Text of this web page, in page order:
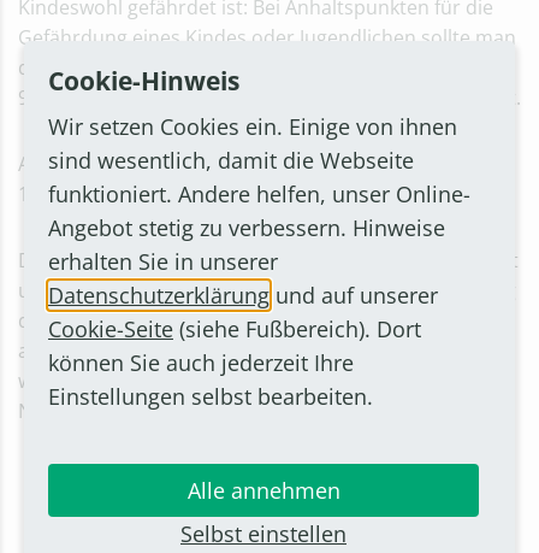
Kindeswohl gefährdet ist: Bei Anhaltspunkten für die
Gefährdung eines Kindes oder Jugendlichen sollte man
die Kinderschutzhotline
9437-5437 kontaktieren; sie ist rund um die Uhrbesetzt.
Auch derStadtBetrieb Bornheimim Donnerbachweg
15 in Waldorf ist werktags geöffnet.
DieStadtbücherei Bornheim
, Servatiusweg 19 – 23, ist
unter Auflagen wieder geöffnet ist. Um die Verbreitung
des Coronavirus einzudämmen, können Medien
allerdings nur ausgeliehen oder zurückgegeben
werden. Darüber hinaus gelten folgende
Nutzungsbedingungen:
Personen aus maximal
dürfen die Bücherei gleichzeitig benutzen.
Alle Besucher sind verpflichtet, eine medizinische
Cookie-Hinweis
Wir setzen Cookies ein. Einige von ihnen
sind wesentlich, damit die Webseite
funktioniert. Andere helfen, unser Online-
Angebot stetig zu verbessern. Hinweise
erhalten Sie in unserer
Datenschutzerklärung und auf unserer
Cookie-Seite (siehe Fußbereich). Dort
können Sie auch jederzeit Ihre
Einstellungen selbst bearbeiten.
Alle annehmen
Selbst einstellen